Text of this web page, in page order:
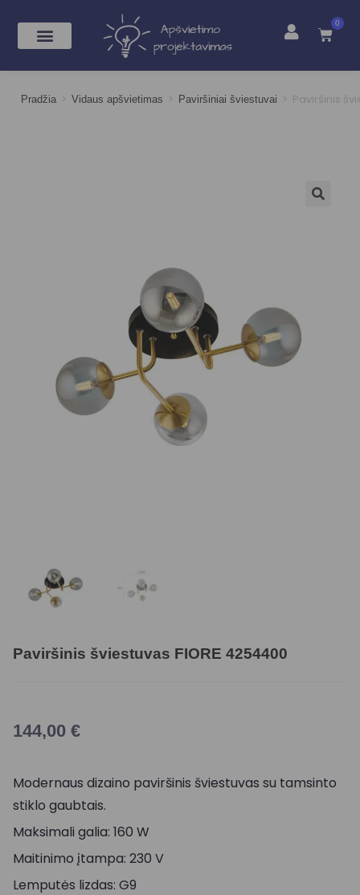
0
Pradžia > Vidaus apšvietimas > Paviršiniai šviestuvai > Paviršinis
Paviršinis šviestuvas FIORE 4254400
144,00 €
Modernaus dizaino paviršinis šviestuvas su tamsinto
stiklo gaubtais.
Maksimali galia: 160 W
Maitinimo įtampa: 230 V
Lemputės lizdas: G9